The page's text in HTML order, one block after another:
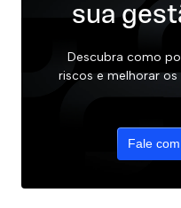
sua
Descubra como
riscos e melhorar
Fale